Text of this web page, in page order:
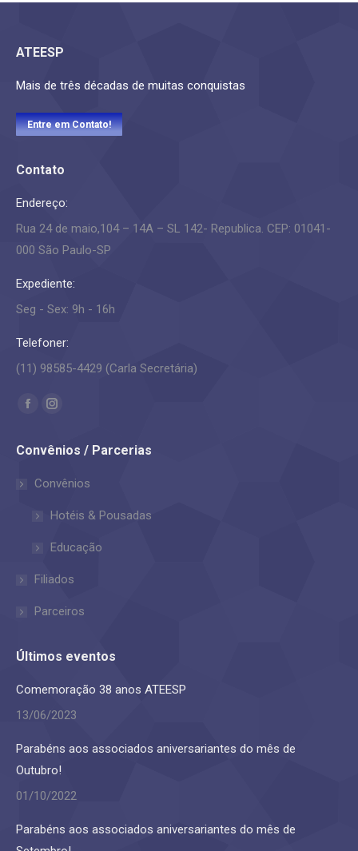
ATEESP
Mais de três décadas de muitas conquistas
Entre em Contato!
Contato
Endereço:
Rua 24 de maio,104 – 14A – SL 142- Republica. CEP: 01041-
000 São Paulo-SP
Expediente:
Seg - Sex: 9h - 16h
Telefoner:
(11) 98585-4429 (Carla Secretária)
Encontre-nos em:
Facebook
opens
window
Instagram
opens
window
Convênios / Parcerias
Convênios
Hotéis & Pousadas
Educação
Filiados
Parceiros
Últimos eventos
Comemoração 38 anos ATEESP
13/06/2023
Parabéns aos associados aniversariantes do mês de
Outubro!
01/10/2022
Parabéns aos associados aniversariantes do mês de